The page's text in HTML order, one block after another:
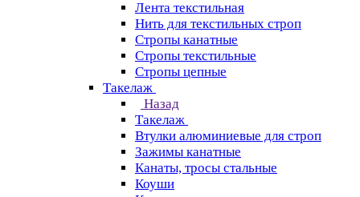
Лента текстильная
Нить для текстильных строп
Стропы канатные
Стропы текстильные
Стропы цепные
Такелаж
Назад
Такелаж
Втулки алюминиевые для строп
Зажимы канатные
Канаты, тросы стальные
Коуши